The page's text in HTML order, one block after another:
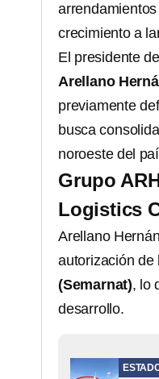
crecimiento a
El presidente
Arellano
previamente
busca
noroeste del
Grupo
Logistics
Arellano
autorización
(Semarnat), lo
desarrollo.